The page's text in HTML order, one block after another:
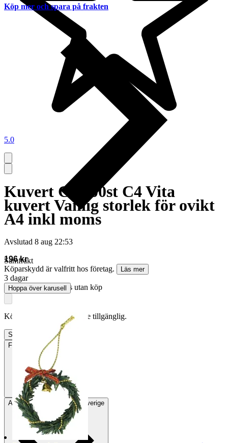
5.0
Kuvert C4 200st C4 Vita
kuvert Vanlig storlek för ovikt
A4 inkl moms
Avslutad 8 aug 22:53
196 kr
Köparskydd är valfritt hos företag.
Läs mer
Annonsen avslutades utan köp
Köpförfrågan är tyvärr inte tillgänglig.
Slutade
8 aug 22:53
Frakt
Från 59 kr
Avhämtning Helsingborg, Sverige
Köp mer och spara på frakten
Samfrakt
3 dagar
Hoppa över karusell